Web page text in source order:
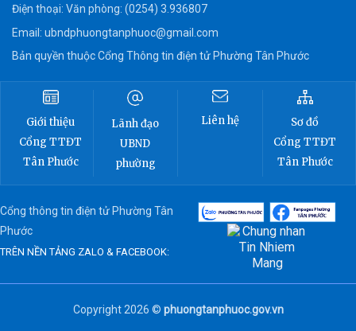
Điện thoại: Văn phòng: (0254) 3.936807
Email: ubndphuongtanphuoc@gmail.com
Bản quyền thuộc Cổng Thông tin điện tử Phường Tân Phước
Giới thiệu
Cổng TTĐT
Tân Phước
Lãnh đạo
UBND
phường
Liên hệ
Sơ đồ
Cổng TTĐT
Tân Phước
Cổng thông tin điện tử Phường Tân
Phước
TRÊN NỀN TẢNG ZALO & FACEBOOK:
Copyright 2026 © phuongtanphuoc.gov.vn